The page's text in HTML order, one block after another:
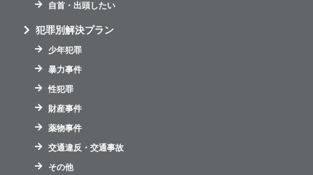
自首・出頭したい
犯罪別解決プラン
少年犯罪
暴力事件
性犯罪
財産事件
薬物事件
交通違反・交通事故
その他